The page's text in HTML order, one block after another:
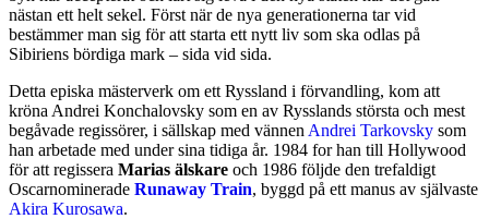
nästan ett helt sekel. Först när de nya generationerna tar vid
bestämmer man sig för att starta ett nytt liv som ska odlas på
Sibiriens bördiga mark – sida vid sida.
Detta episka mästerverk om ett Ryssland i förvandling, kom att
kröna Andrei Konchalovsky som en av Rysslands största och mest
begåvade regissörer, i sällskap med vännen Andrei Tarkovsky som
han arbetade med under sina tidiga år. 1984 for han till Hollywood
för att regissera Marias älskare och 1986 följde den trefaldigt
Oscarnominerade Runaway Train, byggd på ett manus av självaste
Akira Kurosawa.